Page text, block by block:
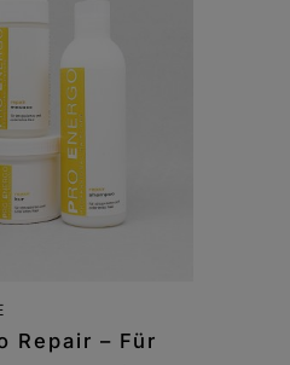
Repair – Für